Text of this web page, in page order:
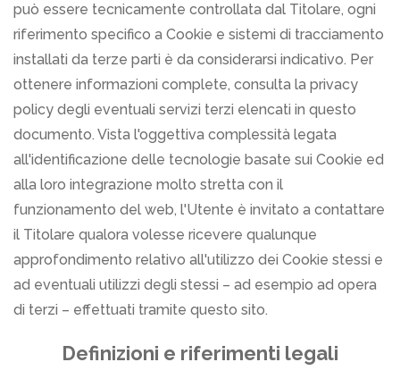
può essere tecnicamente controllata dal Titolare, ogni
riferimento specifico a Cookie e sistemi di tracciamento
installati da terze parti è da considerarsi indicativo. Per
ottenere informazioni complete, consulta la privacy
policy degli eventuali servizi terzi elencati in questo
documento. Vista l'oggettiva complessità legata
all'identificazione delle tecnologie basate sui Cookie ed
alla loro integrazione molto stretta con il
funzionamento del web, l'Utente è invitato a contattare
il Titolare qualora volesse ricevere qualunque
approfondimento relativo all'utilizzo dei Cookie stessi e
ad eventuali utilizzi degli stessi – ad esempio ad opera
di terzi – effettuati tramite questo sito.
Definizioni e riferimenti legali